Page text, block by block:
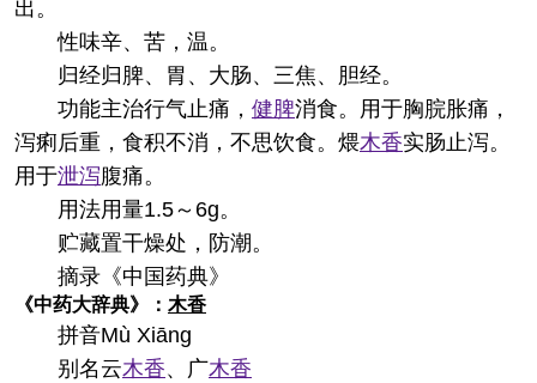
出。
性味辛、苦，温。
归经归脾、胃、大肠、三焦、胆经。
功能主治行气止痛， 健脾消食。用于胸脘胀痛，
泻痢后重，食积不消，不思饮食。煨木香实肠止泻。
用于泄泻腹痛。
用法用量1.5～6g。
贮藏置干燥处，防潮。
摘录 《中国药典》
《中药大辞典》： 木香
拼音Mù Xiānɡ
别名 云木香、广木香